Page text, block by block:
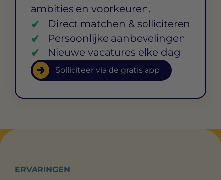
ambities en voorkeuren.
Direct matchen & solliciteren
Persoonlijke aanbevelingen
Nieuwe vacatures elke dag
Solliciteer via de gratis app
ERVARINGEN